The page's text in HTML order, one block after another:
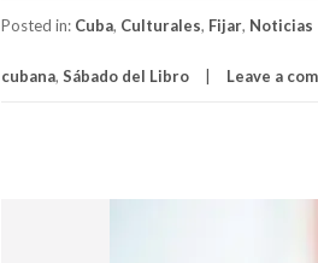
Posted in: Cuba, Culturales, Fijar, Noticias
cubana, Sábado del Libro Leave a